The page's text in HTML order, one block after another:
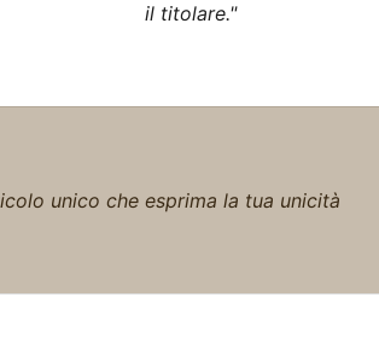
il titolare."
unico che esprima la tua unicità